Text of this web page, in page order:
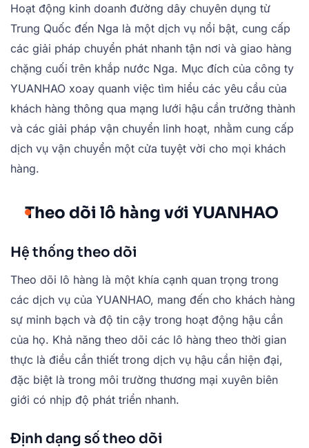
Hoạt động kinh doanh đường dây chuyên dụng từ
Trung Quốc đến Nga là một dịch vụ nổi bật, cung cấp
các giải pháp chuyển phát nhanh tận nơi và giao hàng
chặng cuối trên khắp nước Nga. Mục đích của công ty
YUANHAO xoay quanh việc tìm hiểu các yêu cầu của
khách hàng thông qua mạng lưới hậu cần trưởng thành
và các giải pháp vận chuyển linh hoạt, nhằm cung cấp
dịch vụ vận chuyển một cửa tuyệt vời cho mọi khách
hàng.
Theo dõi lô hàng với YUANHAO
Hệ thống theo dõi
Theo dõi lô hàng là một khía cạnh quan trọng trong
các dịch vụ của YUANHAO, mang đến cho khách hàng
sự minh bạch và độ tin cậy trong hoạt động hậu cần
của họ. Khả năng theo dõi các lô hàng theo thời gian
thực là điều cần thiết trong dịch vụ hậu cần hiện đại,
đặc biệt là trong môi trường thương mại xuyên biên
giới có nhịp độ phát triển nhanh.
Định dạng số theo dõi